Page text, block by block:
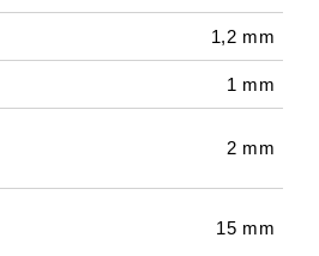
1,2 mm
1 mm
2 mm
15 mm